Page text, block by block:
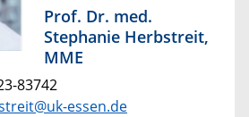
Prof. Dr. med.
Stephanie Herbstreit,
MME
83742
essen.de